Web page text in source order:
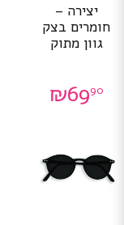
יצירה –
חומרים בצק
גוון מתוק
₪6990